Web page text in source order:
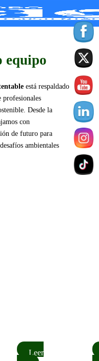
equipo
está respaldado
Desde la
con
de futuro para
ambientales
Leer